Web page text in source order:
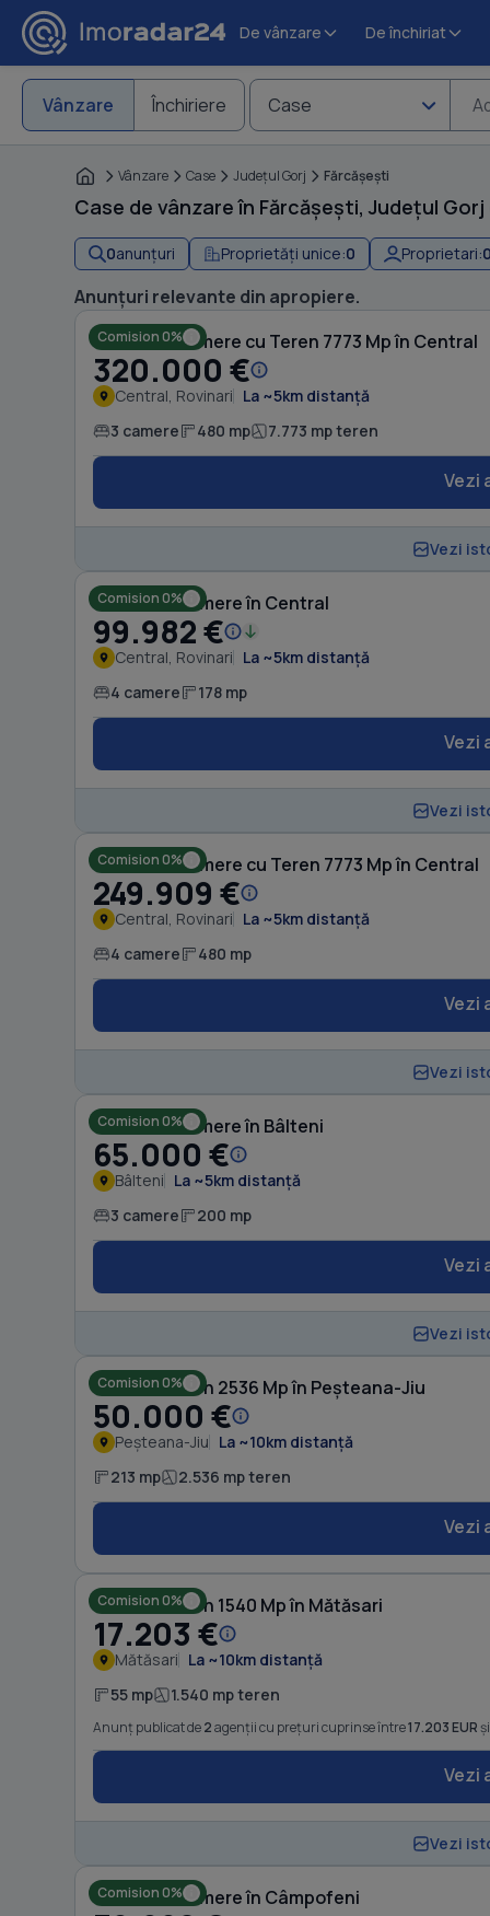
De vânzare De închiriat
Vânzare Închiriere Case
Vânzare Case Judeţul Gorj Fărcăşeşti
Case de vânzare în Fărcășești, Județul
0anunțuri Proprietăți unice:0 Proprietari:0
Anunțuri relevante din apropiere.
Comision 0%
Casă cu 3 camere cu Teren 7773 Mp în Central
320.000 €
Central, Rovinari La ~5km distanță
3 camere 480 mp 7.773 mp teren
Vezi
Vezi
Comision 0%
Casă cu 4 camere în Central
99.982 €
Central, Rovinari La ~5km distanță
4 camere 178 mp
Vezi
Vezi
Comision 0%
Casă cu 4 camere cu Teren 7773 Mp în Central
249.909 €
Central, Rovinari La ~5km distanță
4 camere 480 mp
Vezi
Vezi
Comision 0%
Casă cu 3 camere în Bâlteni
65.000 €
Bâlteni La ~5km distanță
3 camere 200 mp
Vezi
Vezi
Comision 0%
Casă cu Teren 2536 Mp în Peșteana-Jiu
50.000 €
Peșteana-Jiu La ~10km distanță
213 mp 2.536 mp teren
Vezi
Comision 0%
Casă cu Teren 1540 Mp în Mătăsari
17.203 €
Mătăsari La ~10km distanță
55 mp 1.540 mp teren
Anunț publicat de2agenții cu prețuri cuprinse între17.203 EURși
Vezi
Vezi
Comision 0%
Casă cu 4 camere în Câmpofeni